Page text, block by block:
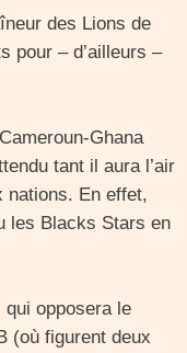
des Lions de
pour – d’ailleurs –
Ghana
tant il aura l’air
nations. En effet,
les Blacks Stars en
opposera le
(où figurent deux